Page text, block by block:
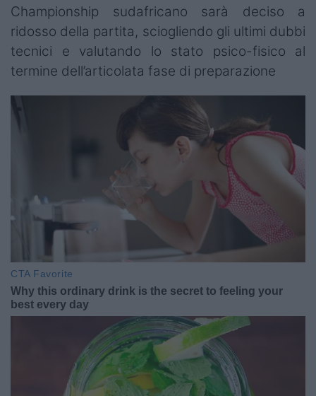
Championship sudafricano sarà deciso a
ridosso della partita, sciogliendo gli ultimi dubbi
tecnici e valutando lo stato psico-fisico al
termine dell’articolata fase di preparazione